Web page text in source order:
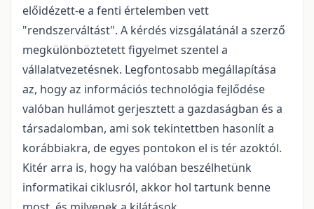
előidézett-e a fenti értelemben vett
"rendszerváltást". A kérdés vizsgálatánál a szerző
megkülönböztetett figyelmet szentel a
vállalatvezetésnek. Legfontosabb megállapítása
az, hogy az információs technológia fejlődése
valóban hullámot gerjesztett a gazdaságban és a
társadalomban, ami sok tekintettben hasonlít a
korábbiakra, de egyes pontokon el is tér azoktól.
Kitér arra is, hogy ha valóban beszélhetünk
informatikai ciklusról, akkor hol tartunk benne